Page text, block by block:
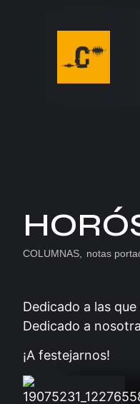
COLUMNAS notas
Dedicado a las
Dedicado a
¡A festejarnos!